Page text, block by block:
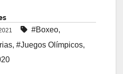
#Boxeo,
, #Juegos Olímpicos,